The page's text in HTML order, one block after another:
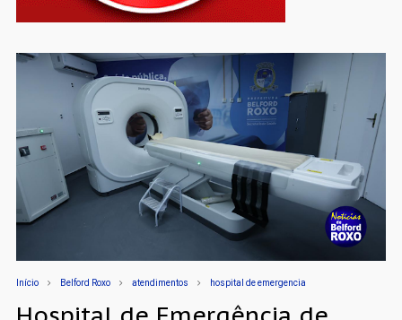
Início Belford Roxo atendimentos hospital de emergencia